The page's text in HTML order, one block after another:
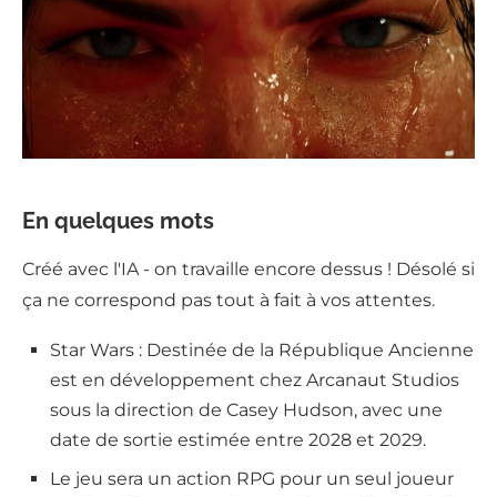
En quelques mots
Créé avec l'IA - on travaille encore dessus ! Désolé si
ça ne correspond pas tout à fait à vos attentes.
Star Wars : Destinée de la République Ancienne
est en développement chez Arcanaut Studios
sous la direction de Casey Hudson, avec une
date de sortie estimée entre 2028 et 2029.
Le jeu sera un action RPG pour un seul joueur